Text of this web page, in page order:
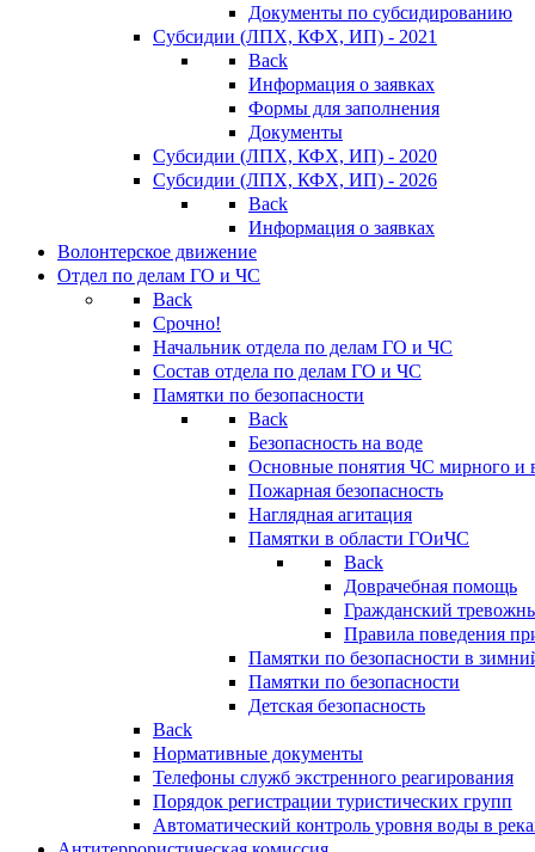
Документы по субсидированию
Субсидии (ЛПХ, КФХ, ИП) - 2021
Back
Информация о заявках
Формы для заполнения
Документы
Субсидии (ЛПХ, КФХ, ИП) - 2020
Субсидии (ЛПХ, КФХ, ИП) - 2026
Back
Информация о заявках
Волонтерское движение
Отдел по делам ГО и ЧС
Back
Срочно!
Начальник отдела по делам ГО и ЧС
Состав отдела по делам ГО и ЧС
Памятки по безопасности
Back
Безопасность на воде
Основные понятия ЧС мирного и
Пожарная безопасность
Наглядная агитация
Памятки в области ГОиЧС
Back
Доврачебная помощь
Гражданский
Правила поведения
Памятки по безопасности в
Памятки по безопасности
Детская безопасность
Back
Нормативные документы
Телефоны служб экстренного реагирования
Порядок регистрации туристических групп
Автоматический контроль уровня воды в